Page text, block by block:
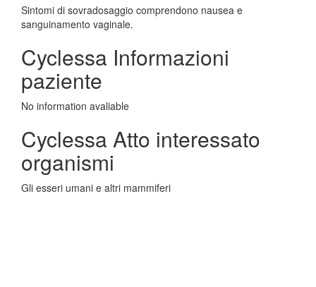
Sintomi di sovradosaggio comprendono nausea e
sanguinamento vaginale.
Cyclessa Informazioni
paziente
No information avaliable
Cyclessa Atto interessato
organismi
Gli esseri umani e altri mammiferi